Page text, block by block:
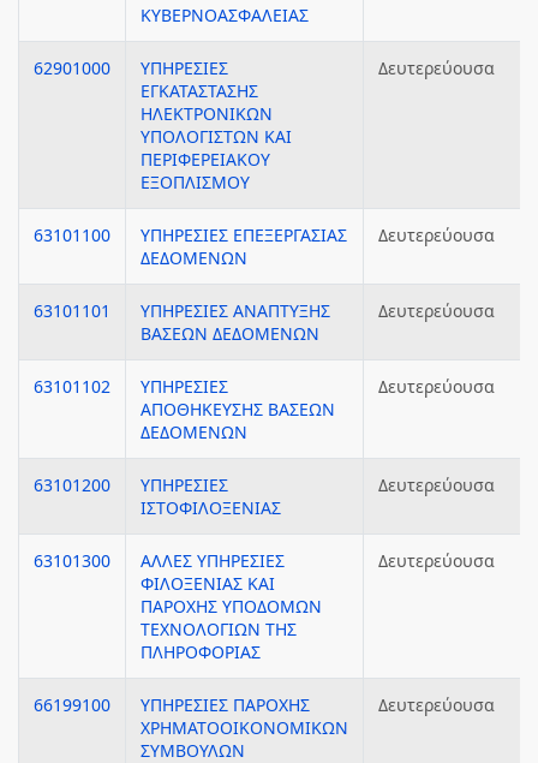
ΚΥΒΕΡΝΟΑΣΦΑΛΕΙΑΣ
62901000
ΥΠΗΡΕΣΙΕΣ
ΕΓΚΑΤΑΣΤΑΣΗΣ
ΗΛΕΚΤΡΟΝΙΚΩΝ
ΥΠΟΛΟΓΙΣΤΩΝ ΚΑΙ
ΠΕΡΙΦΕΡΕΙΑΚΟΥ
ΕΞΟΠΛΙΣΜΟΥ
Δευτερεύουσα
63101100
ΥΠΗΡΕΣΙΕΣ ΕΠΕΞΕΡΓΑΣΙΑΣ
ΔΕΔΟΜΕΝΩΝ
Δευτερεύουσα
63101101
ΥΠΗΡΕΣΙΕΣ ΑΝΑΠΤΥΞΗΣ
ΒΑΣΕΩΝ ΔΕΔΟΜΕΝΩΝ
Δευτερεύουσα
63101102
ΥΠΗΡΕΣΙΕΣ
ΑΠΟΘΗΚΕΥΣΗΣ ΒΑΣΕΩΝ
ΔΕΔΟΜΕΝΩΝ
Δευτερεύουσα
63101200
ΥΠΗΡΕΣΙΕΣ
ΙΣΤΟΦΙΛΟΞΕΝΙΑΣ
Δευτερεύουσα
63101300
ΑΛΛΕΣ ΥΠΗΡΕΣΙΕΣ
ΦΙΛΟΞΕΝΙΑΣ ΚΑΙ
ΠΑΡΟΧΗΣ ΥΠΟΔΟΜΩΝ
ΤΕΧΝΟΛΟΓΙΩΝ ΤΗΣ
ΠΛΗΡΟΦΟΡΙΑΣ
Δευτερεύουσα
66199100
ΥΠΗΡΕΣΙΕΣ ΠΑΡΟΧΗΣ
ΧΡΗΜΑΤΟΟΙΚΟΝΟΜΙΚΩΝ
ΣΥΜΒΟΥΛΩΝ
Δευτερεύουσα